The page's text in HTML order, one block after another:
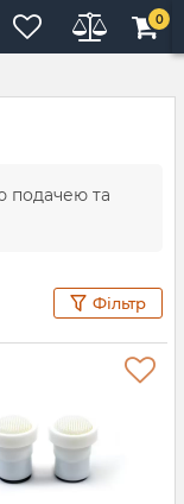
0
подачею та
Фільтр